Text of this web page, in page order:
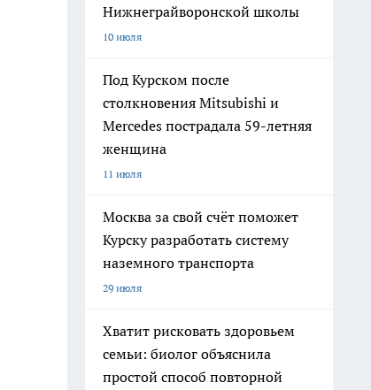
Нижнеграйворонской школы
10 июля
Под Курском после
столкновения Mitsubishi и
Mercedes пострадала 59-летняя
женщина
11 июля
Москва за свой счёт поможет
Курску разработать систему
наземного транспорта
29 июля
Хватит рисковать здоровьем
семьи: биолог объяснила
простой способ повторной